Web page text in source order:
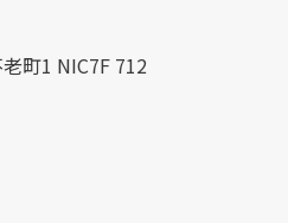
町1 NIC7F 712